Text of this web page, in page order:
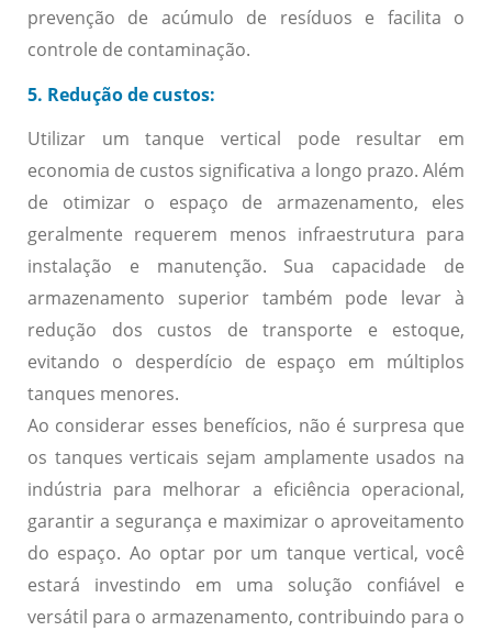
prevenção de acúmulo de resíduos e facilita o
controle de contaminação.
5. Redução de custos:
Utilizar um tanque vertical pode resultar em
economia de custos significativa a longo prazo. Além
de otimizar o espaço de armazenamento, eles
geralmente requerem menos infraestrutura para
instalação e manutenção. Sua capacidade de
armazenamento superior também pode levar à
redução dos custos de transporte e estoque,
evitando o desperdício de espaço em múltiplos
tanques menores.
Ao considerar esses benefícios, não é surpresa que
os tanques verticais sejam amplamente usados na
indústria para melhorar a eficiência operacional,
garantir a segurança e maximizar o aproveitamento
do espaço. Ao optar por um tanque vertical, você
estará investindo em uma solução confiável e
versátil para o armazenamento, contribuindo para o